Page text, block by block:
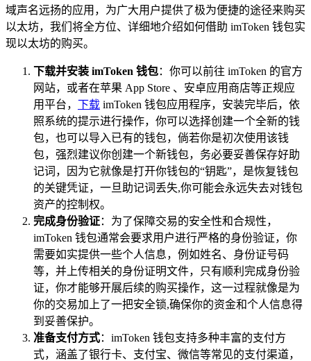
域声名远扬的应用，为广大用户提供了极为便捷的途径来购买
以太坊，我们将全方位、详细地介绍如何借助 imToken 钱包实
现以太坊的购买。
下载并安装 imToken 钱包：你可以前往 imToken 的官方
网站，或者在苹果 App Store 、安卓应用商店等正规应
用平台， 下载 imToken 钱包应用程序，安装完毕后，依
照系统的提示进行操作，你可以选择创建一个全新的钱
包，也可以导入已有的钱包，倘若你是初次使用该钱
包，强烈建议你创建一个新钱包，务必要妥善保存好助
记词，因为它就像是打开你钱包的“钥匙”，是恢复钱包
的关键凭证，一旦助记词丢失,你可能会永远失去对钱包
资产的控制权。
完成身份验证：为了保障交易的安全性和合规性，
imToken 钱包通常会要求用户进行严格的身份验证，你
需要如实提供一些个人信息，例如姓名、身份证号码
等，并上传相关的身份证明文件，只有顺利完成身份验
证，你才能够开展后续的购买操作，这一过程就像是为
你的交易加上了一把安全锁,确保你的资金和个人信息得
到妥善保护。
准备支付方式：imToken 钱包支持多种丰富的支付方
式，涵盖了银行卡、支付宝、微信等常见的支付渠道，